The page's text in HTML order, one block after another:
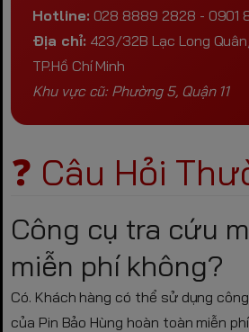
Hotline: 028 8889 2828 - 0901
Địa chỉ: 423/32B Lạc Long
TP.Hồ Chí Minh
Khu vực cũ: Phường 5, Quận 11
❓ Câu Hỏi
Công cụ tra cứu
miễn phí không?
Có. Khách hàng có thể sử dụng
của Pin Bảo Hùng hoàn toàn miễn